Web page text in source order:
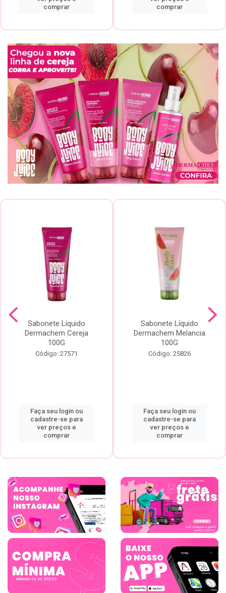
comprar
comprar
Sabonete Líquido
Dermachem Cereja
100G
Código: 27571
Faça seu login ou
cadastre-se para
ver preços e
comprar
Sabonete Líquido
Dermachem Melancia
100G
Código: 25826
Faça seu login ou
cadastre-se para
ver preços e
comprar